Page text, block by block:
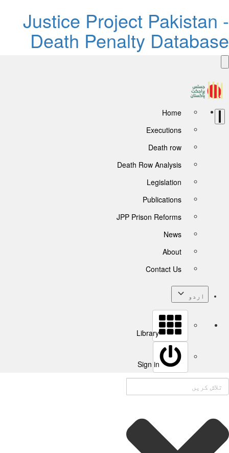
Justice Project
Death Penalty
Home
Executions
Death row
Death Row Analysis
Legislation
Publications
JPP Prison Reforms
News
About
Contact Us
اردو
Library
Sign in